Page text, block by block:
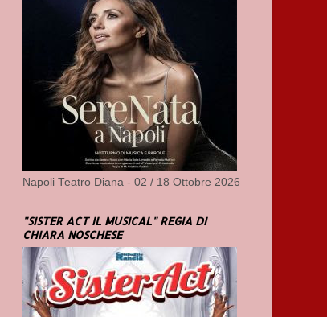
Napoli Teatro Diana - 02 / 18 Ottobre 2026
"SISTER ACT IL MUSICAL" REGIA DI
CHIARA NOSCHESE